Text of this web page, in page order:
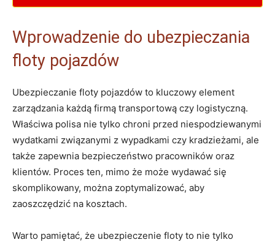
Wprowadzenie do ubezpieczania
floty pojazdów
Ubezpieczanie floty pojazdów to kluczowy element
zarządzania każdą firmą transportową czy logistyczną.
Właściwa polisa nie tylko chroni przed niespodziewanymi
wydatkami związanymi z wypadkami czy kradzieżami, ale
także zapewnia bezpieczeństwo pracowników oraz
klientów. Proces ten, mimo że może wydawać się
skomplikowany, można zoptymalizować, aby
zaoszczędzić na kosztach.
Warto pamiętać, że ubezpieczenie floty to nie tylko